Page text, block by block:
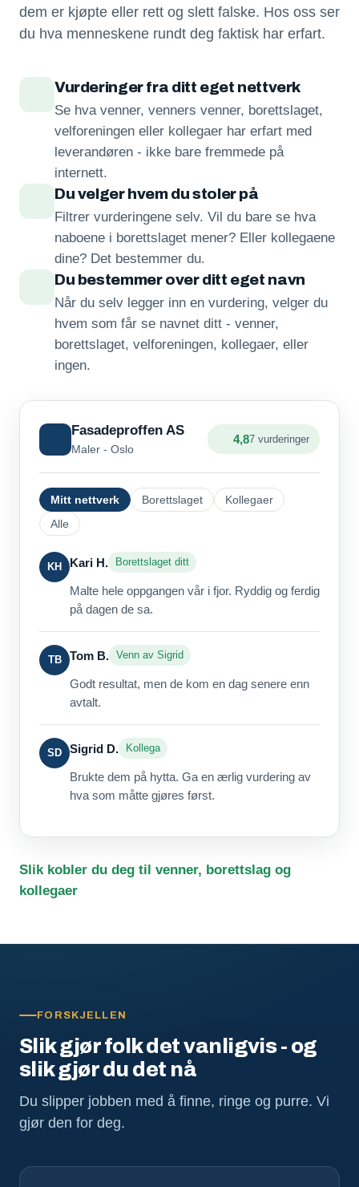
dem er kjøpte eller rett og slett falske. Hos oss ser
du hva menneskene rundt deg faktisk har erfart.
Vurderinger fra ditt eget nettverk
Se hva venner, venners venner, borettslaget,
velforeningen eller kollegaer har erfart med
leverandøren - ikke bare fremmede på
internett.
Du velger hvem du stoler på
Filtrer vurderingene selv. Vil du bare se hva
naboene i borettslaget mener? Eller kollegaene
dine? Det bestemmer du.
Du bestemmer over ditt eget navn
Når du selv legger inn en vurdering, velger du
hvem som får se navnet ditt - venner,
borettslaget, velforeningen, kollegaer, eller
ingen.
Fasadeproffen AS
Maler - Oslo
4,87 vurderinger
Mitt nettverk Borettslaget
Kollegaer
Alle
KH Kari H. Borettslaget ditt
Malte hele oppgangen vår i fjor. Ryddig og ferdig
på dagen de sa.
TB Tom B. Venn av Sigrid
Godt resultat, men de kom en dag senere enn
avtalt.
SD Sigrid D. Kollega
Brukte dem på hytta. Ga en ærlig vurdering av
hva som måtte gjøres først.
Slik kobler du deg til venner, borettslag og
kollegaer
FORSKJELLEN
Slik gjør folk det vanligvis - og
slik gjør du det nå
Du slipper jobben med å finne, ringe og purre. Vi
gjør den for deg.